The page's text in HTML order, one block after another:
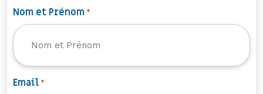
Nom et Prénom *
Email *